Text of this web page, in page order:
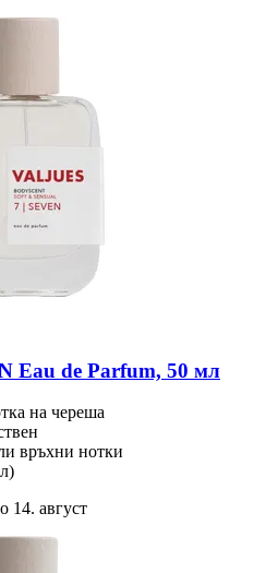
Eau de Parfum, 50 мл
на череша
връхни нотки
14. август